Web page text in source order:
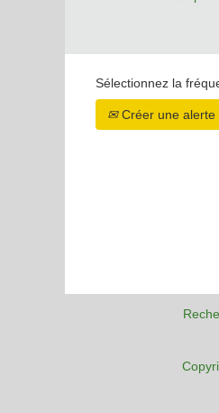
Sélectionnez la
Créer une alerte